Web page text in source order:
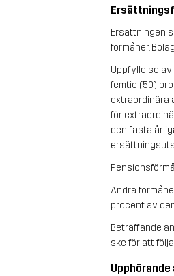
Ersättningen
förmåner.
Uppfyllelse
femtio (50)
extraordinära
för
den fasta
Andra
procent av
Beträffande
ske för att